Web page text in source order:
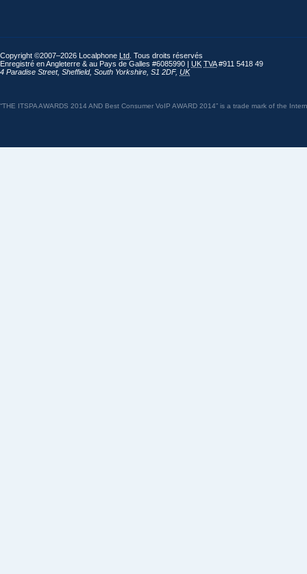
Copyright ©2007–2026 Localphone Ltd . Tous droits réservés
Enregistré en Angleterre & au Pays de Galles #6085990 | UK TVA#911 5418 49
4 Paradise Street, Sheffield, South Yorkshire S1 2DF, UK
“THE ITSPA AWARDS 2014 AND Best Consumer VoIP AWARD 2014” is a trade mark of the